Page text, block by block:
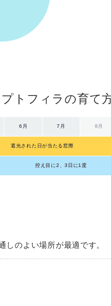
トフィラの育て
6月 7月 8月
遮光された日が当たる窓際
控え目に2、3日に1度
のよい場所が最適です。